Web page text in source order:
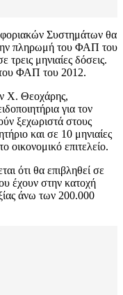
Συστημάτων θα
την πληρωμή του ΦΑΠ του
τρεις μηνιαίες δόσεις.
του ΦΑΠ του 2012.
Χ. Θεοχάρης,
για τον
ξεχωριστά στους
και σε 10 μηνιαίες
οικονομικό επιτελείο.
ότι θα επιβληθεί σε
έχουν στην κατοχή
άνω των 200.000